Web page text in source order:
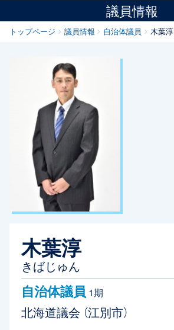
議員情報
トップページ 議員情報 自治体議員 木葉淳
木葉淳
きばじゅん
自治体議員 1期
北海道議会 （江別市）